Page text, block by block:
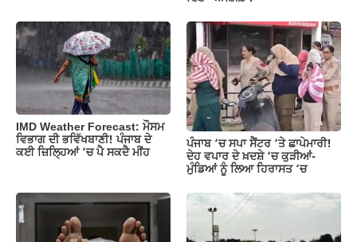
IMD Weather Forecast: ਮੌਸਮ
ਵਿਭਾਗ ਦੀ ਭਵਿੱਖਬਾਣੀ! ਪੰਜਾਬ ਦੇ
ਕਈ ਜ਼ਿਲ੍ਹਿਆਂ ‘ਚ ਪੈ ਸਕਦੈ ਮੀਂਹ
ਪੰਜਾਬ ‘ਚ ਸਪਾ ਸੈਂਟਰ ‘ਤੇ ਛਾਪੇਮਾਰੀ!
ਦੇਹ ਵਪਾਰ ਦੇ ਖ਼ਦਸ਼ੇ ‘ਚ ਕੁੜੀਆਂ-
ਮੁੰਡਿਆਂ ਨੂੰ ਲਿਆ ਹਿਰਾਸਤ ‘ਚ